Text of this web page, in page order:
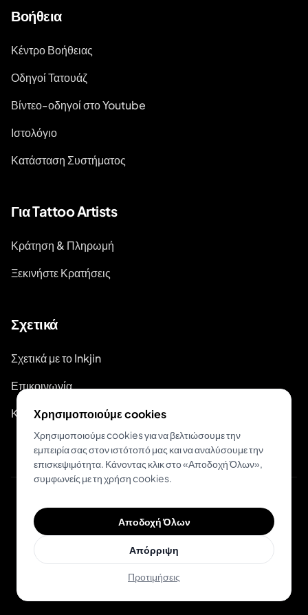
Βοήθεια
Κέντρο Βοήθειας
Οδηγοί Τατουάζ
Βίντεο-οδηγοί στο Youtube
Ιστολόγιο
Κατάσταση Συστήματος
Για Tattoo Artists
Κράτηση & Πληρωμή
Ξεκινήστε Κρατήσεις
Σχετικά
Σχετικά με το Inkjin
Επικοινωνία
Κιτ Επωνυμίας
© 2026 Inkjin
Πολιτική ΑπορρήτουΌροι Χρήσης
Χρησιμοποιούμε cookies
Χρησιμοποιούμε cookies για να βελτιώσουμε την
εμπειρία σας στον ιστότοπό μας και να αναλύσουμε την
επισκεψιμότητα. Κάνοντας κλικ στο «Αποδοχή Όλων»,
συμφωνείς με τη χρήση cookies.
Αποδοχή Όλων
Απόρριψη
Προτιμήσεις